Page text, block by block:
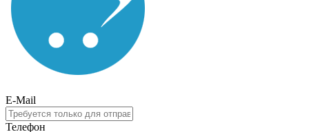
E-Mail
Телефон